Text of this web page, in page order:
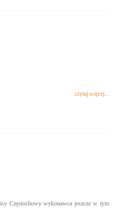
czytaj więcej...
Częstochowy wykonawca jeszcze w tym